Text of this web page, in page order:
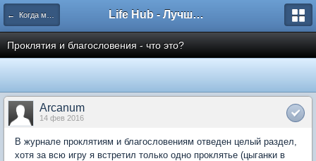
← Когда магия бессильна Life Hub - Лучшие компьютерные игры мира
Проклятия и благословения - что это?
Arcanum
14 фев 2016
В журнале проклятиям и благословениям отведен целый раздел,
хотя за всю игру я встретил только одно проклятье (цыганки в